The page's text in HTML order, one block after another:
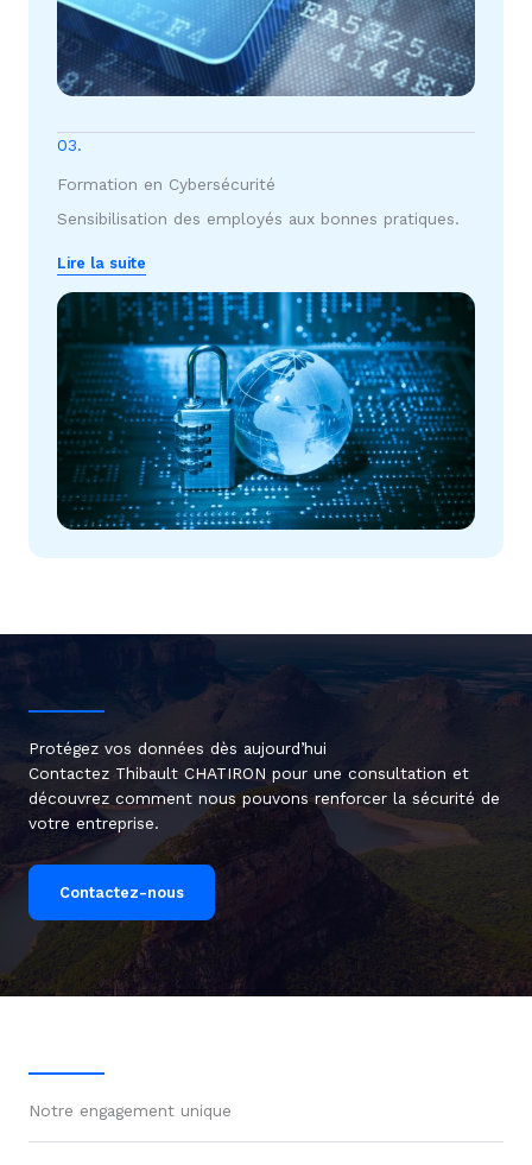
03.
Formation en Cybersécurité
Sensibilisation des employés aux bonnes pratiques.
Lire la suite
Protégez vos données dès aujourd’hui
Contactez Thibault CHATIRON pour une consultation et
découvrez comment nous pouvons renforcer la sécurité de
votre entreprise.
Contactez-nous
Notre engagement unique